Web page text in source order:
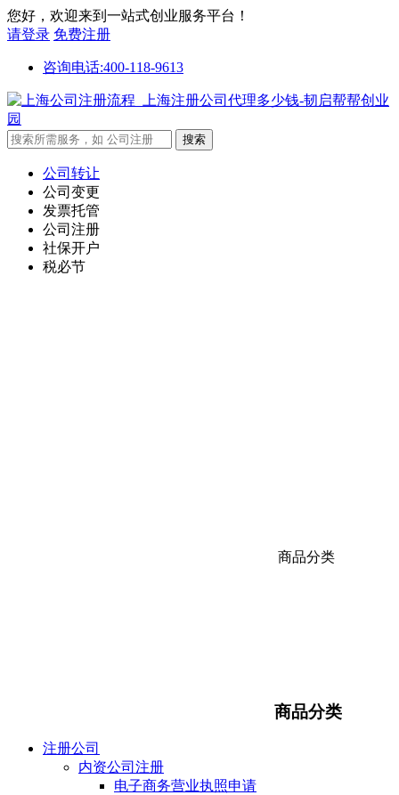
您好，欢迎来到一站式创业服务平台！
请登录 免费注册
咨询电话:400-118-9613
公司转让
公司变更
发票托管
公司注册
社保开户
税必节
商品分类
商品分类
注册公司
内资公司注册
电子商务营业执照申请